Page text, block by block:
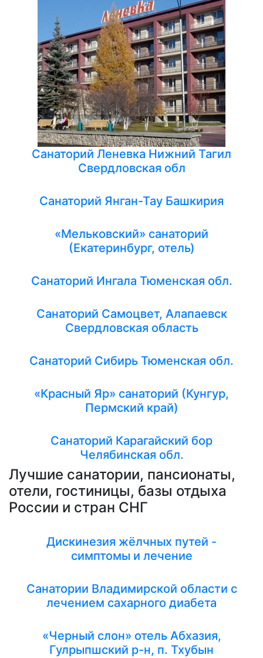
Санаторий Леневка Нижний Тагил
Свердловская обл
Санаторий Янган-Тау Башкирия
«Мельковский» санаторий
(Екатеринбург, отель)
Санаторий Ингала Тюменская обл.
Санаторий Самоцвет, Алапаевск
Свердловская область
Санаторий Сибирь Тюменская обл.
«Красный Яр» санаторий (Кунгур,
Пермский край)
Санаторий Карагайский бор
Челябинская обл.
Лучшие санатории, пансионаты,
отели, гостиницы, базы отдыха
России и стран СНГ
Дискинезия жёлчных путей -
симптомы и лечение
Санатории Владимирской области с
лечением сахарного диабета
«Черный слон» отель Абхазия,
Гулрыпшский р-н, п. Тхубын